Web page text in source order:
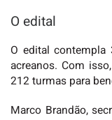
O edital
O edital
acreanos. Com
212 turmas para
Marco Brandão,